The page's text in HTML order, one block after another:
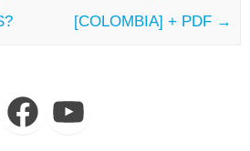
[COLOMBIA] + PDF →
FacebookYouTube